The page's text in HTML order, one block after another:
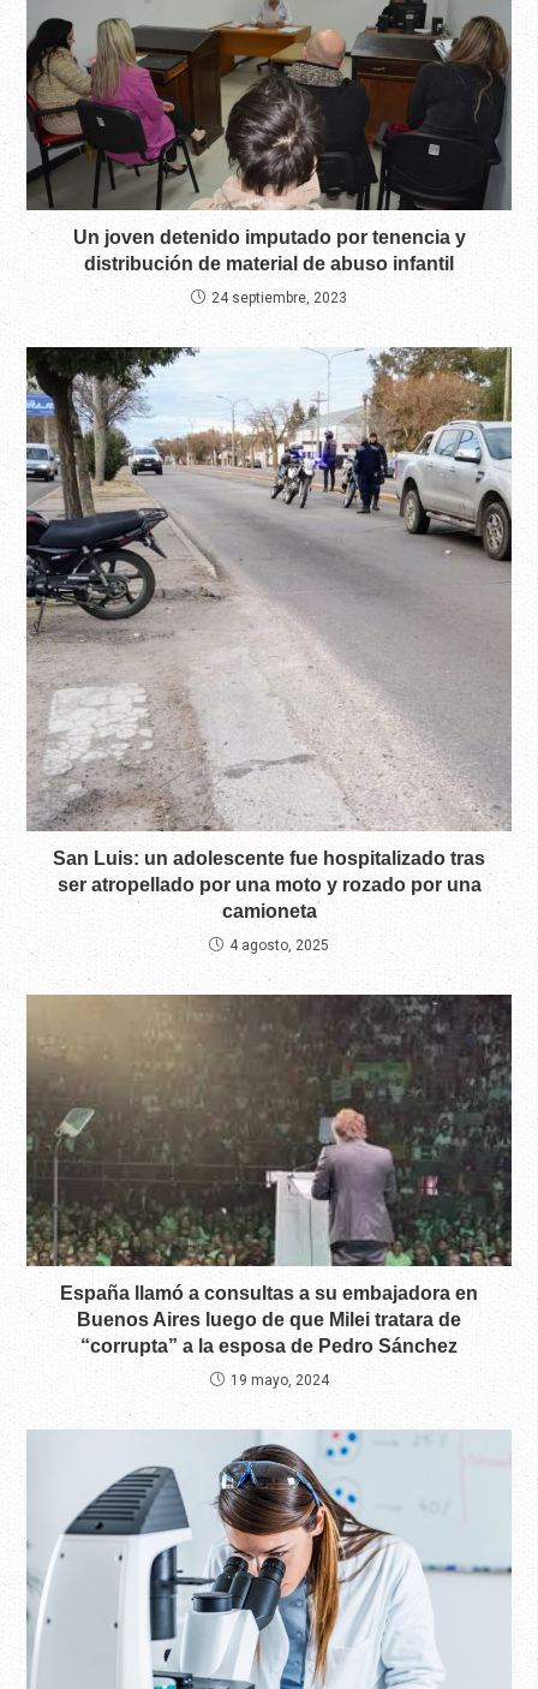
Un joven detenido imputado por tenencia y
distribución de material de abuso infantil
24 septiembre, 2023
San Luis: un adolescente fue hospitalizado tras
ser atropellado por una moto y rozado por una
camioneta
4 agosto, 2025
España llamó a consultas a su embajadora en
Buenos Aires luego de que Milei tratara de
“corrupta” a la esposa de Pedro Sánchez
19 mayo, 2024